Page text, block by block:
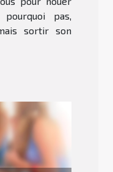
pas,
sortir son